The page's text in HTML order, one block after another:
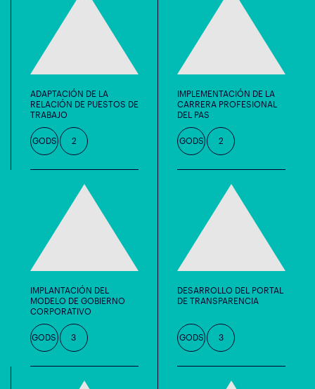
ADAPTACIÓN DE LA
RELACIÓN DE PUESTOS DE
TRABAJO
GODS 2
IMPLEMENTACIÓN DE LA
CARRERA PROFESIONAL
DEL PAS
GODS 2
IMPLANTACIÓN DEL
MODELO DE GOBIERNO
CORPORATIVO
GODS 3
DESARROLLO DEL PORTAL
DE TRANSPARENCIA
GODS 3